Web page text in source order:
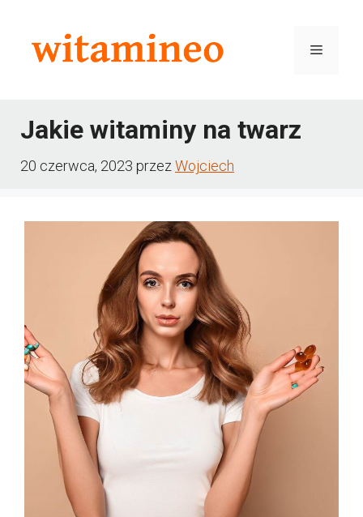
Menu
Jakie witaminy na twarz
20 czerwca, 2023 przezWojciech